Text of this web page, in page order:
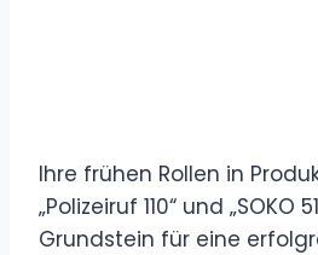
Ihre frühen Rollen in
„Polizeiruf 110“ und „SOKO
Grundstein für eine